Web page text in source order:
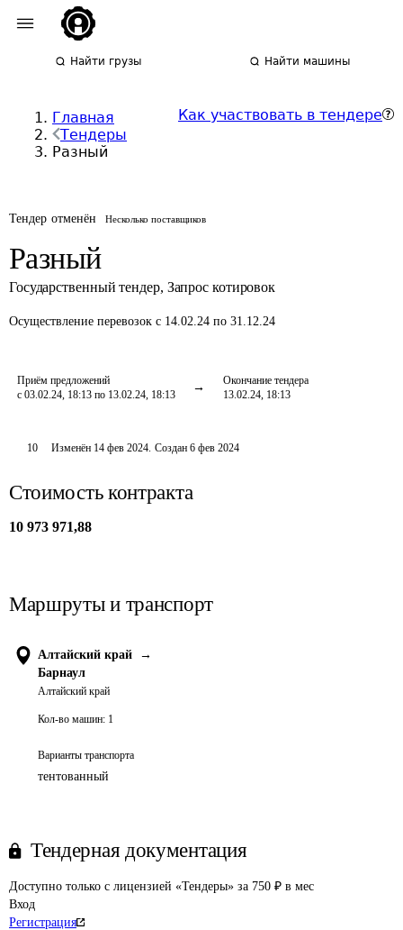
Найти грузы Найти машины
Главная
Тендеры
Разный
Как участвовать в тендере
Тендер отменён Несколько поставщиков
Разный
Государственный тендер, Запрос котировок
Осуществление перевозок с 14.02.24 по 31.12.24
Приём предложений
с 03.02.24, 18:13 по 13.02.24, 18:13
Окончание тендера
13.02.24, 18:13
10 Изменён 14 фев 2024. Создан 6 фев 2024
Стоимость контракта
10 973 971,88
Маршруты и транспорт
Алтайский край
→
Барнаул
Алтайский край
Кол-во машин: 1
Варианты транспорта
тентованный
Тендерная документация
Доступно только с лицензией «Тендеры» за 750 ₽ в мес
Вход
Регистрация